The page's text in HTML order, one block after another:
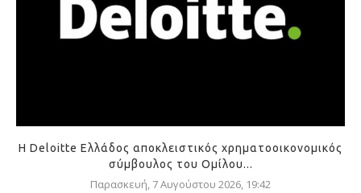
Η Deloitte Ελλάδος αποκλειστικός χρηματοοικονομικός
σύμβουλος του Ομίλου...
Παρασκευή, 7 Αυγούστου 2026, 19:42